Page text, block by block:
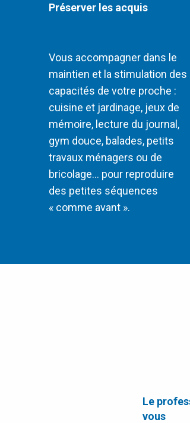
Préserver les acquis
Vous accompagner dans le
maintien et la stimulation des
capacités de votre proche :
cuisine et jardinage, jeux de
mémoire, lecture du journal,
gym douce, balades, petits
travaux ménagers ou de
bricolage… pour reproduire
des petites séquences
« comme avant ».
Le
vous